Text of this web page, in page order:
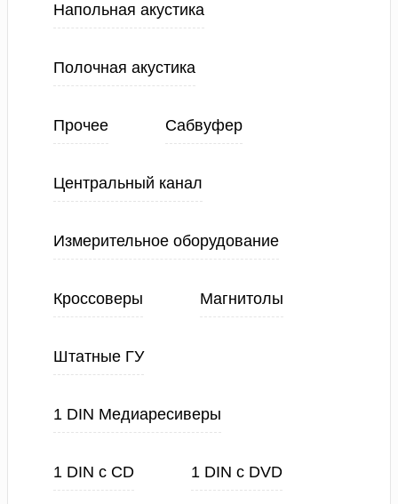
Напольная акустика
Полочная акустика
Прочее Сабвуфер
Центральный канал
Измерительное оборудование
Кроссоверы Магнитолы
Штатные ГУ
1 DIN Медиаресиверы
1 DIN с CD 1 DIN с DVD